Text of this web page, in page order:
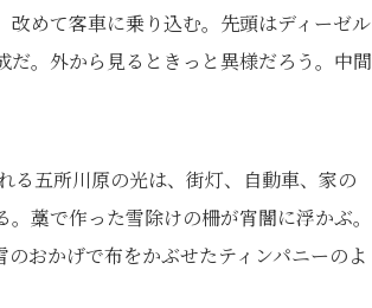
めて客車に乗り込む。先頭はディーゼル
。外から見るときっと異様だろう。中間
る五所川原の光は、街灯、自動車、家の
藁で作った雪除けの柵が宵闇に浮かぶ。
おかげで布をかぶせたティンパニーのよ